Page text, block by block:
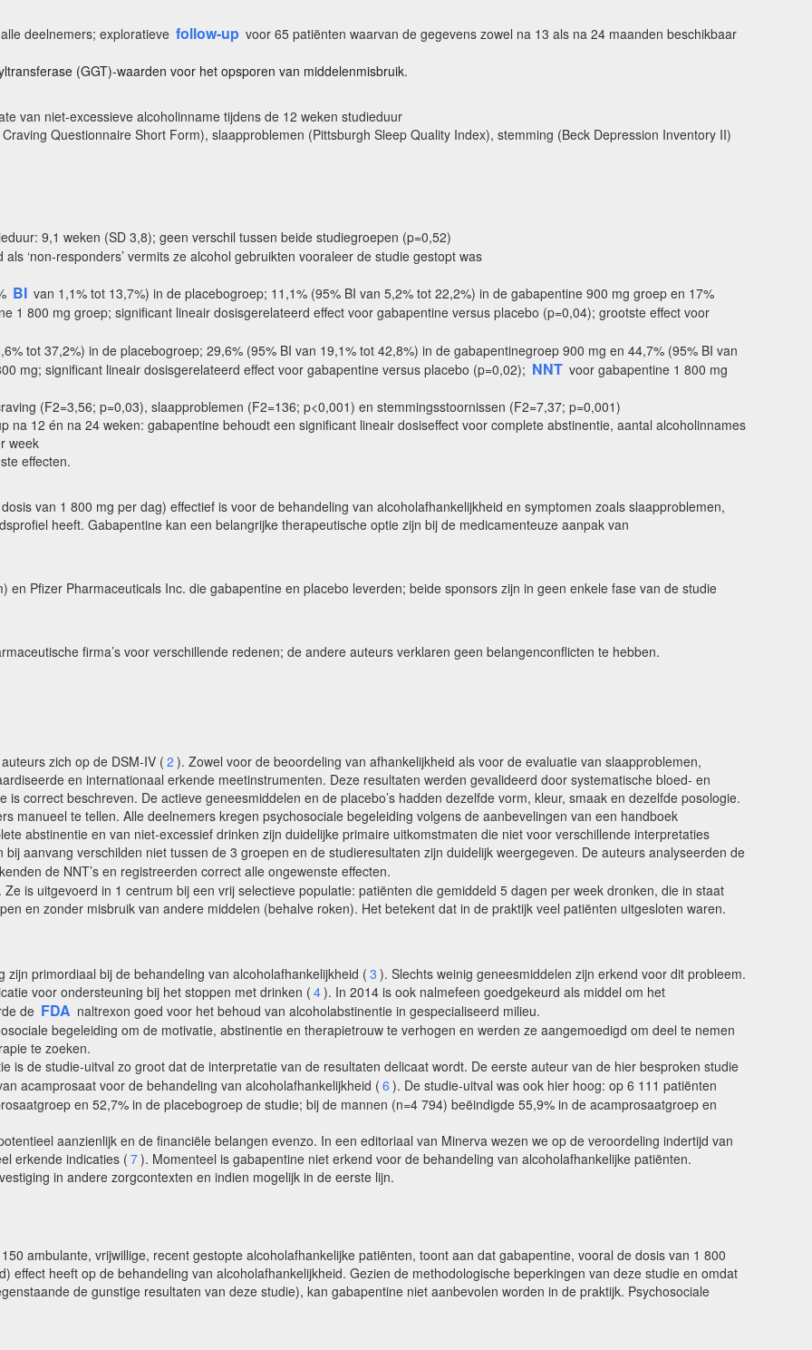
deelnemers; exploratieve follow-up voor 65 patiënten waarvan de gegevens zowel na 13 als na 24 maanden beschikbaar
(GGT)-waarden voor het opsporen van middelenmisbruik.
van niet-excessieve alcoholinname tijdens de 12 weken studieduur
Questionnaire Short Form), slaapproblemen (Pittsburgh Sleep Quality Index), stemming (Beck Depression Inventory II)
9,1 weken (SD 3,8); geen verschil tussen beide studiegroepen (p=0,52)
‘non-responders’ vermits ze alcohol gebruikten vooraleer de studie gestopt was
BI van 1,1% tot 13,7%) in de placebogroep; 11,1% (95% BI van 5,2% tot 22,2%) in de gabapentine 900 mg groep en 17%
1 800 mg groep; significant lineair dosisgerelateerd effect voor gabapentine versus placebo (p=0,04); grootste effect voor
tot 37,2%) in de placebogroep; 29,6% (95% BI van 19,1% tot 42,8%) in de gabapentinegroep 900 mg en 44,7% (95% BI van
mg; significant lineair dosisgerelateerd effect voor gabapentine versus placebo (p=0,02); NNT voor gabapentine 1 800 mg
(F2=3,56; p=0,03), slaapproblemen (F2=136; p<0,001) en stemmingsstoornissen (F2=7,37; p=0,001)
na 12 én na 24 weken: gabapentine behoudt een significant lineair dosiseffect voor complete abstinentie, aantal alcoholinnames
week
effecten.
van 1 800 mg per dag) effectief is voor de behandeling van alcoholafhankelijkheid en symptomen zoals slaapproblemen,
heeft. Gabapentine kan een belangrijke therapeutische optie zijn bij de medicamenteuze aanpak van
en Pfizer Pharmaceuticals Inc. die gabapentine en placebo leverden; beide sponsors zijn in geen enkele fase van de studie
firma’s voor verschillende redenen; de andere auteurs verklaren geen belangenconflicten te hebben.
zich op de DSM-IV ( 2 ). Zowel voor de beoordeling van afhankelijkheid als voor de evaluatie van slaapproblemen,
en internationaal erkende meetinstrumenten. Deze resultaten werden gevalideerd door systematische bloed- en
correct beschreven. De actieve geneesmiddelen en de placebo’s hadden dezelfde vorm, kleur, smaak en dezelfde posologie.
manueel te tellen. Alle deelnemers kregen psychosociale begeleiding volgens de aanbevelingen van een handboek
abstinentie en van niet-excessief drinken zijn duidelijke primaire uitkomstmaten die niet voor verschillende interpretaties
aanvang verschilden niet tussen de 3 groepen en de studieresultaten zijn duidelijk weergegeven. De auteurs analyseerden de
de NNT’s en registreerden correct alle ongewenste effecten.
is uitgevoerd in 1 centrum bij een vrij selectieve populatie: patiënten die gemiddeld 5 dagen per week dronken, die in staat
en zonder misbruik van andere middelen (behalve roken). Het betekent dat in de praktijk veel patiënten uitgesloten waren.
primordiaal bij de behandeling van alcoholafhankelijkheid ( 3 ). Slechts weinig geneesmiddelen zijn erkend voor dit probleem.
voor ondersteuning bij het stoppen met drinken ( 4). In 2014 is ook nalmefeen goedgekeurd als middel om het
de FDA naltrexon goed voor het behoud van alcoholabstinentie in gespecialiseerd milieu.
begeleiding om de motivatie, abstinentie en therapietrouw te verhogen en werden ze aangemoedigd om deel te nemen
te zoeken.
is de studie-uitval zo groot dat de interpretatie van de resultaten delicaat wordt. De eerste auteur van de hier besproken studie
acamprosaat voor de behandeling van alcoholafhankelijkheid ( 6 ). De studie-uitval was ook hier hoog: op 6 111 patiënten
en 52,7% in de placebogroep de studie; bij de mannen (n=4 794) beëindigde 55,9% in de acamprosaatgroep en
aanzienlijk en de financiële belangen evenzo. In een editoriaal van Minerva wezen we op de veroordeling indertijd van
erkende indicaties ( 7). Momenteel is gabapentine niet erkend voor de behandeling van alcoholafhankelijke patiënten.
in andere zorgcontexten en indien mogelijk in de eerste lijn.
ambulante, vrijwillige, recent gestopte alcoholafhankelijke patiënten, toont aan dat gabapentine, vooral de dosis van 1 800
effect heeft op de behandeling van alcoholafhankelijkheid. Gezien de methodologische beperkingen van deze studie en omdat
de gunstige resultaten van deze studie), kan gabapentine niet aanbevolen worden in de praktijk. Psychosociale